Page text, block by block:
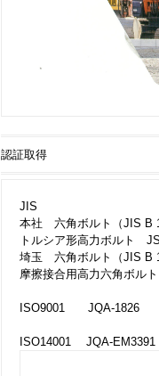
認証取得
JIS
本社 六角ボルト（JIS B
トルシア形高力ボルト
埼玉 六角ボルト（JIS B
摩擦接合用高力六角ボル
ISO9001 JQA-1826
ISO14001 JQA-EM3391